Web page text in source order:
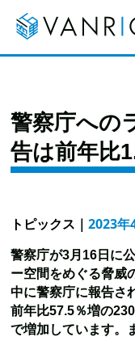
警察庁への
告は前年比
トピックス ｜2023年
警察庁が3月16日に
ー空間をめぐる脅威
中に警察庁に報告さ
前年比57.5％増の
で増加しています。